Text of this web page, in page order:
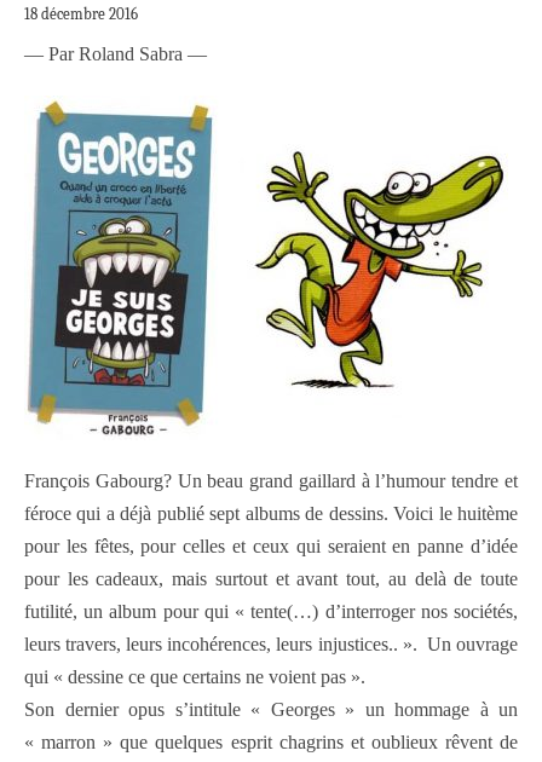
18 décembre 2016
— Par Roland Sabra —
François Gabourg? Un beau grand gaillard à l’humour tendre et
féroce qui a déjà publié sept albums de dessins. Voici le huitème
pour les fêtes, pour celles et ceux qui seraient en panne d’idée
pour les cadeaux, mais surtout et avant tout, au delà de toute
futilité, un album pour qui « tente(…) d’interroger nos sociétés,
leurs travers, leurs incohérences, leurs injustices.. ». Un ouvrage
qui « dessine ce que certains ne voient pas ».
Son dernier opus s’intitule « Georges » un hommage à un
« marron » que quelques esprit chagrins et oublieux rêvent de